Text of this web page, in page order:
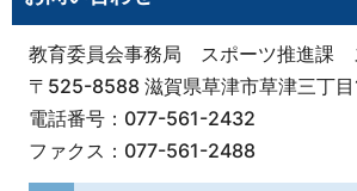
教育委員会事務局 スポーツ推進課
〒525-8588 滋賀県草津市草津三丁
電話番号：077-561-2432
ファクス：077-561-2488